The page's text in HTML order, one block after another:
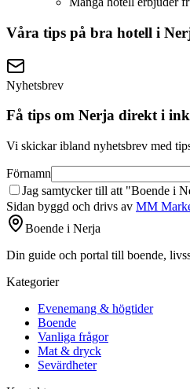
Våra tips på bra hotell i
Nyhetsbrev
Få tips om Nerja direkt i
Vi skickar ibland nyhetsbrev med
Förnamn
Jag samtycker till att "Boende i
Sidan byggd och drivs av MM
Boende i Nerja
Din guide och portal till boende,
Kategorier
Evenemang & högtider
Boende
Vanliga frågor
Mat & dryck
Sevärdheter